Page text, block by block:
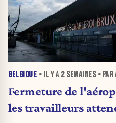
BELGIQUE • IL Y A 2 SEMAINES• PAR
Fermeture de
les travailleurs